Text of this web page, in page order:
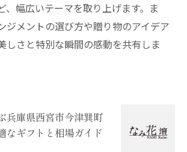
、幅広いテーマを取り上げます。ま
ジメントの選び方や贈り物のアイデア
しさと特別な瞬間の感動を共有しま
兵庫県西宮市今津巽町
なギフトと相場ガイド